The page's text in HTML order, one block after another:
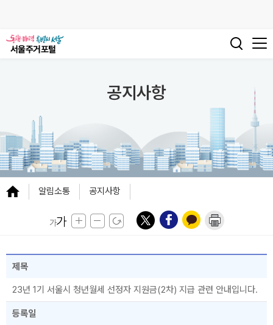
공지사항
알림소통 공지사항
제목
23년 1기 서울시 청년월세 선정자 지원금(2차) 지급 관련 안내입니다.
등록일